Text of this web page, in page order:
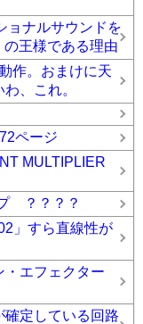
ナルサウンドを
王様である理由
作。おまけに天
、これ。
ページ
MULTIPLIER
？？？？
」すら直線性が
・エフェクター
確定している回路